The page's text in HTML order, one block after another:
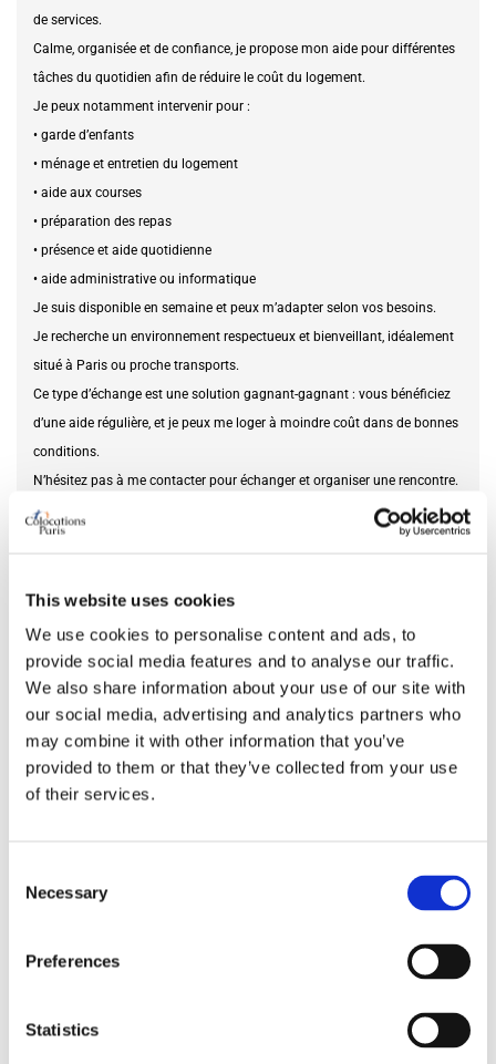
This website uses cookies
We use cookies to personalise content and ads, to
provide social media features and to analyse our traffic.
We also share information about your use of our site with
our social media, advertising and analytics partners who
may combine it with other information that you’ve
provided to them or that they’ve collected from your use
of their services.
Selection
Necessary
Preferences
Statistics
de services.
Calme, organisée et de confiance, je propose mon aide pour différentes
tâches du quotidien afin de réduire le coût du logement.
Je peux notamment intervenir pour :
• garde d’enfants
• ménage et entretien du logement
• aide aux courses
• préparation des repas
• présence et aide quotidienne
• aide administrative ou informatique
Je suis disponible en semaine et peux m’adapter selon vos besoins.
Je recherche un environnement respectueux et bienveillant, idéalement
situé à Paris ou proche transports.
Ce type d’échange est une solution gagnant-gagnant : vous bénéficiez
d’une aide régulière, et je peux me loger à moindre coût dans de bonnes
conditions.
N’hésitez pas à me contacter pour échanger et organiser une rencontre.
Publiez votre profil gratuitement pour entrer en contact avec de vrais
* Cette annonce est un exemple fictif destiné à illustrer les recherches de
Service offert aide quotidienne
À PROPOS DE MOI
Ma langue parlée